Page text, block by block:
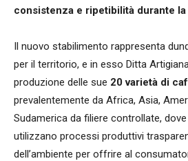
consistenza e ripetibilità durante
Il nuovo stabilimento rappresenta
per il territorio, e in esso Ditta
produzione delle sue 20 varietà di
prevalentemente da Africa, Asia,
Sudamerica da filiere controllate,
utilizzano processi produttivi
dell’ambiente per offrire al